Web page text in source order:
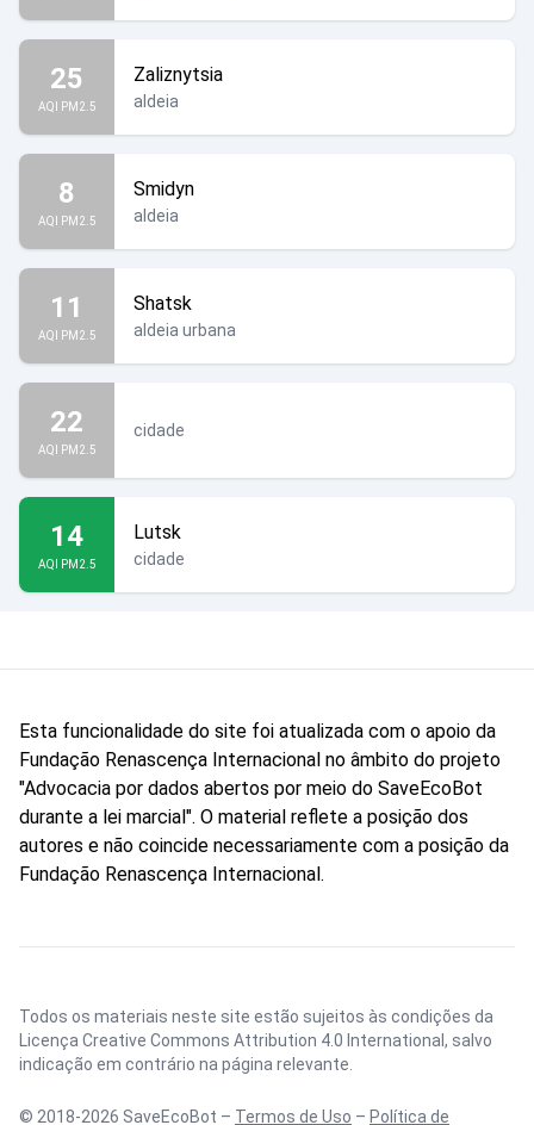
25
AQI PM2.5
Zaliznytsia
aldeia
8
AQI PM2.5
Smidyn
aldeia
11
AQI PM2.5
Shatsk
aldeia urbana
22
AQI PM2.5
cidade
14
AQI PM2.5
Lutsk
cidade
Esta funcionalidade do site foi atualizada com o apoio da
Fundação Renascença Internacional no âmbito do projeto
"Advocacia por dados abertos por meio do SaveEcoBot
durante a lei marcial". O material reflete a posição dos
autores e não coincide necessariamente com a posição da
Fundação Renascença Internacional.
Todos os materiais neste site estão sujeitos às condições da
Licença Creative Commons Attribution 4.0 International , salvo
indicação em contrário na página relevante.
© 2018-2026 SaveEcoBot – Termos de Uso – Política de